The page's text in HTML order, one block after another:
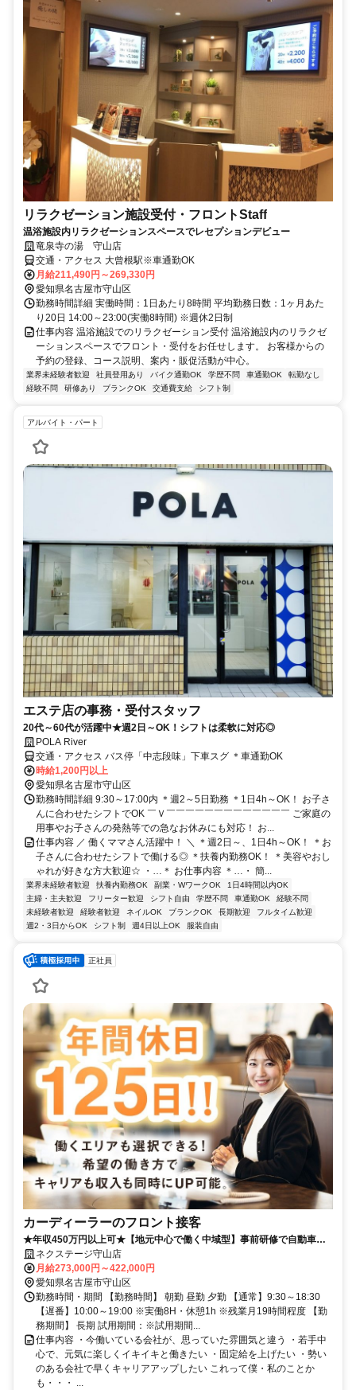
リラクゼーション施設受付・フロントStaff
温浴施設内リラクゼーションスペースでレセプションデビュー
竜泉寺の湯 守山店
交通・アクセス 大曾根駅※車通勤OK
月給211,490円～269,330円
愛知県名古屋市守山区
勤務時間詳細 実働時間：1日あたり8時間 平均勤務日数：1ヶ月あた
り20日 14:00～23:00(実働8時間) ※週休2日制
仕事内容 温浴施設でのリラクゼーション受付 温浴施設内のリラクゼ
ーションスペースでフロント・受付をお任せします。 お客様からの
予約の登録、コース説明、案内・販促活動が中心。
業界未経験者歓迎 社員登用あり バイク通勤OK 学歴不問 車通勤OK
転勤なし
経験不問
研修あり ブランクOK 交通費支給 シフト制
アルバイト・パート
エステ店の事務・受付スタッフ
20代～60代が活躍中★週2日～OK！シフトは柔軟に対応◎
POLA River
交通・アクセス バス停「中志段味」下車スグ ＊車通勤OK
時給1,200円以上
愛知県名古屋市守山区
勤務時間詳細 9:30～17:00内 ＊週2～5日勤務 ＊1日4h～OK！ お子さ
んに合わせたシフトでOK ￣Ｖ￣￣￣￣￣￣￣￣￣￣￣￣￣ ご家庭の
用事やお子さんの発熱等での急なお休みにも対応！ お...
仕事内容 ／ 働くママさん活躍中！ ＼ ＊週2日～、1日4h～OK！ ＊お
子さんに合わせたシフトで働ける◎ ＊扶養内勤務OK！ ＊美容やおし
ゃれが好きな方大歓迎☆ ・…＊ お仕事内容 ＊…・ 簡...
業界未経験者歓迎 扶養内勤務OK 副業・WワークOK
1日4時間以内OK
主婦・主夫歓迎
フリーター歓迎 シフト自由 学歴不問 車通勤OK
経験不問
未経験者歓迎
経験者歓迎 ネイルOK ブランクOK 長期歓迎
フルタイム歓迎
週2・3日からOK
シフト制 週4日以上OK 服装自由
正社員
カーディーラーのフロント接客
★年収450万円以上可★【地元中心で働く中域型】事前研修で自動車の
知識は不要！女性スタッフ活躍中★
ネクステージ守山店
月給273,000円～422,000円
愛知県名古屋市守山区
勤務時間・期間 【勤務時間】 朝勤 昼勤 夕勤 【通常】9:30～18:30
【遅番】10:00～19:00 ※実働8H・休憩1h ※残業月19時間程度 【勤
務期間】 長期 試用期間：※試用期間...
仕事内容 ・今働いている会社が、思っていた雰囲気と違う ・若手中
心で、元気に楽しくイキイキと働きたい ・固定給を上げたい ・勢い
のある会社で早くキャリアアップしたい これって僕・私のことか
も・・・ ...